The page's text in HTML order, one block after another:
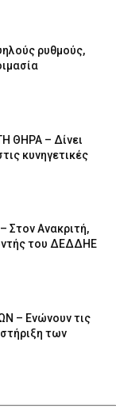
ρυθμούς,
ΘΗΡΑ – Δίνει
κυνηγετικές
Στον Ανακριτή,
του ΔΕΔΔΗΕ
– Ενώνουν τις
των